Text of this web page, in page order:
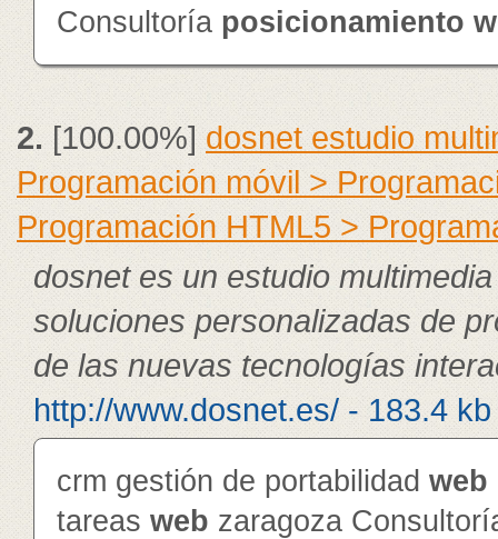
Consultoría posicionamiento
2.[100.00%] dosnet estudio
Programación móvil >
Programación HTML5 >
dosnet es un estudio
soluciones personalizadas de
de las nuevas tecnologías
http://www.dosnet.es/ - 183.4 kb
crm gestión de portabilidad web
tareas web zaragoza